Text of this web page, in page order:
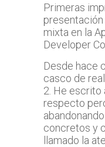
Primeras
presentación
mixta en la
Developer
Desde hace
casco de
2. He escrito
respecto
concretos y
llamado la